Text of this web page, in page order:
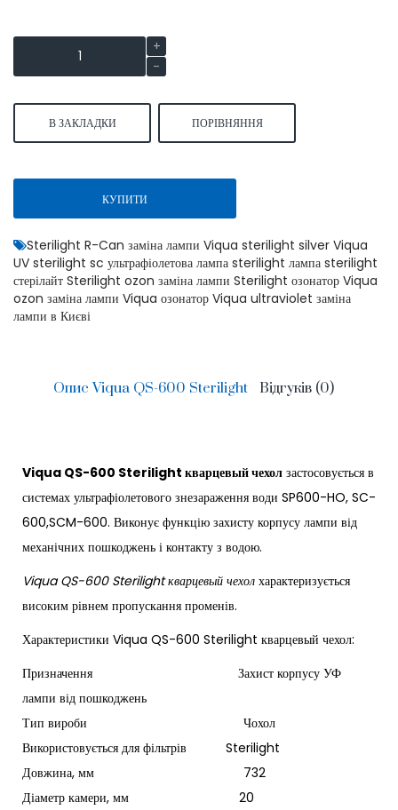
В ЗАКЛАДКИ ПОРІВНЯННЯ
КУПИТИ
Sterilight R-Can заміна лампи Viqua sterilight silver Viqua
UV sterilight sc ультрафіолетова лампа sterilight лампа sterilight
стерілайт Sterilight ozon заміна лампи Sterilight озонатор Viqua
ozon заміна лампи Viqua озонатор Viqua ultraviolet заміна
лампи в Києві
Опис Viqua QS-600 Sterilight Відгуків (0)
Viqua QS-600 Sterilight кварцевый чехол застосовується в
системах ультрафіолетового знезараження води SP600-HO, SC-
600,SCM-600. Виконує функцію захисту корпусу лампи від
механічних пошкоджень і контакту з водою.
Viqua QS-600 Sterilight кварцевый чехол характеризується
високим рівнем пропускання променів.
Характеристики Viqua QS-600 Sterilight кварцевый чехол:
Призначення Захист корпусу УФ
лампи від пошкоджень
Тип вироби Чохол
Використовується для фільтрів Sterilight
Довжина, мм 732
Діаметр камери, мм 20